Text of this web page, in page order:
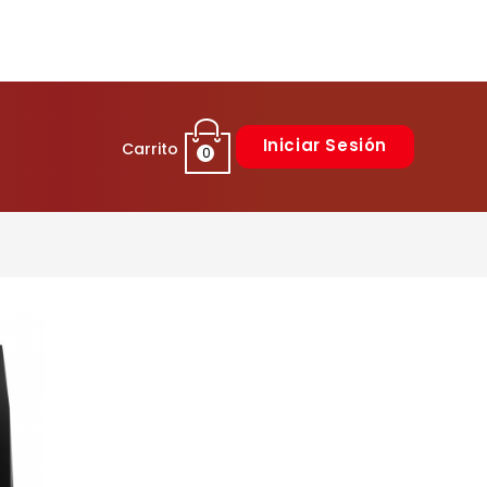
Iniciar Sesión
Carrito 0